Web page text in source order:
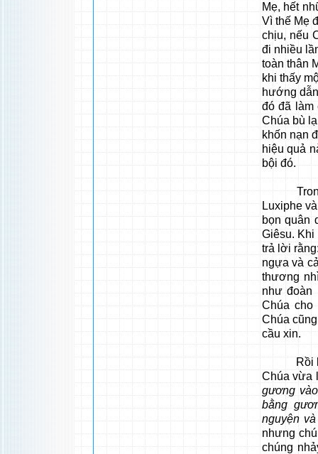
Mẹ, hết
Vì thế Mẹ
chịu, nếu
đi nhiều
toàn thân
khi thấy
hướng
đó đã làm
Chúa bù
khốn nạn
hiệu quả
bội đó.
Trong
Luxiphe
bọn quân
Giêsu. Khi
trả lời
ngựa và
thương
như
Chúa
Chúa
cầu xin.
Rồi lúc
Chúa vừa
gương
bằng
nguyện
nhưng
chúng